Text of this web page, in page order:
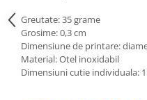
Greutate: 35 grame
Grosime: 0,3 cm
Dimensiune de printare:
Material: Otel inoxidabil
Dimensiuni cutie individuala: